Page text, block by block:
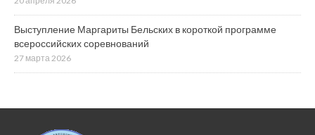
Выступление Маргариты Бельских в короткой программе
всероссийских соревнований
27 марта 2026